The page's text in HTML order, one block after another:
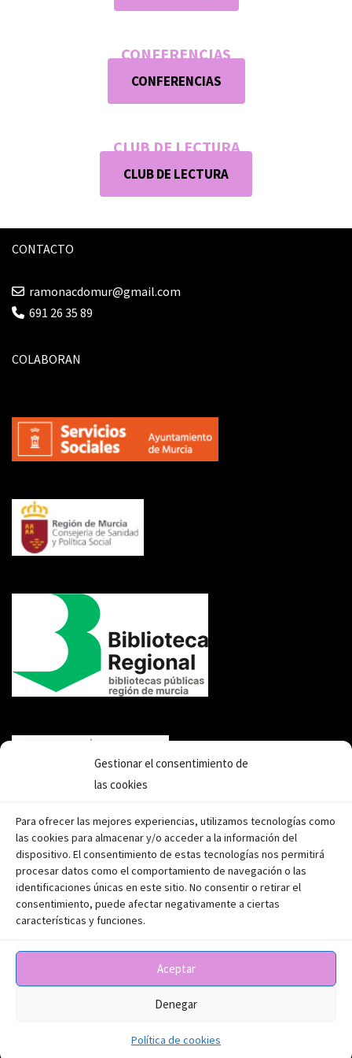
Gestionar el consentimiento de
las cookies
Para ofrecer las mejores experiencias, utilizamos tecnologías como
las cookies para almacenar y/o acceder a la información del
dispositivo. El consentimiento de estas tecnologías nos permitirá
procesar datos como el comportamiento de navegación o las
identificaciones únicas en este sitio. No consentir o retirar el
consentimiento, puede afectar negativamente a ciertas
características y funciones.
Aceptar
Denegar
Política de cookies
CONFERENCIAS
CONFERENCIAS
CLUB DE LECTURA
CLUB DE LECTURA
CONTACTO
ramonacdomur@gmail.com
691 26 35 89
COLABORAN
Política de privacidad|